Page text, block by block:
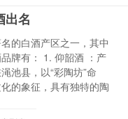
出名
的白酒产区之一，其中
牌有： 1. 仰韶酒 ：产
池县，以“彩陶坊”命
的象征，具有独特的陶